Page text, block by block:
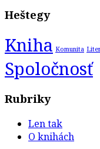
Heštegy
Kniha Komunita
Spoločnosť
Rubriky
Len tak
O knihách